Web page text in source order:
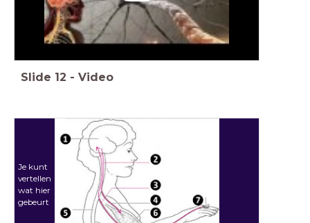
Slide 12 - Video
Je kunt
vertellen
wat hier
gebeurt